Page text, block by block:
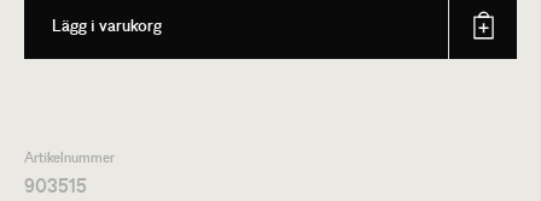
Lägg i varukorg
Artikelnummer
903515